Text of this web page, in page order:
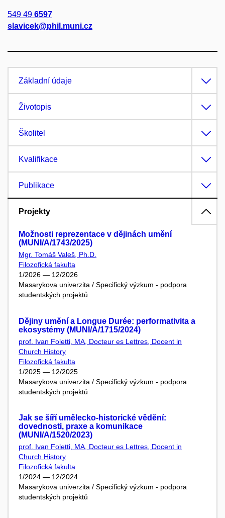
549 49 6597
slavicek@phil.muni.cz
Základní údaje
Životopis
Školitel
Kvalifikace
Publikace
Projekty
Možnosti reprezentace v dějinách umění
(MUNI/A/1743/2025)
Mgr. Tomáš Valeš, Ph.D.
Filozofická fakulta
1/2026 — 12/2026
Masarykova univerzita / Specifický výzkum - podpora
studentských projektů
Dějiny umění a Longue Durée: performativita a
ekosystémy (MUNI/A/1715/2024)
prof. Ivan Foletti, MA, Docteur es Lettres, Docent in
Church History
Filozofická fakulta
1/2025 — 12/2025
Masarykova univerzita / Specifický výzkum - podpora
studentských projektů
Jak se šíří umělecko-historické vědění:
dovednosti, praxe a komunikace
(MUNI/A/1520/2023)
prof. Ivan Foletti, MA, Docteur es Lettres, Docent in
Church History
Filozofická fakulta
1/2024 — 12/2024
Masarykova univerzita / Specifický výzkum - podpora
studentských projektů